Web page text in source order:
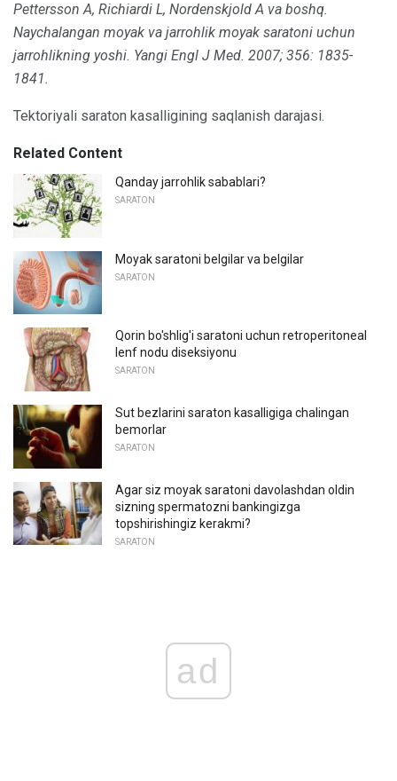
Pettersson A, Richiardi L, Nordenskjold A va boshq.
Naychalangan moyak va jarrohlik moyak saratoni uchun
jarrohlikning yoshi. Yangi Engl J Med. 2007; 356: 1835-
1841.
Tektoriyali saraton kasalligining saqlanish darajasi.
Related Content
Qanday jarrohlik sabablari?
SARATON
Moyak saratoni belgilar va belgilar
SARATON
Qorin bo'shlig'i saratoni uchun retroperitoneal
lenf nodu diseksiyonu
SARATON
Sut bezlarini saraton kasalligiga chalingan
bemorlar
SARATON
Agar siz moyak saratoni davolashdan oldin
sizning spermatozni bankingizga
topshirishingiz kerakmi?
SARATON
ad